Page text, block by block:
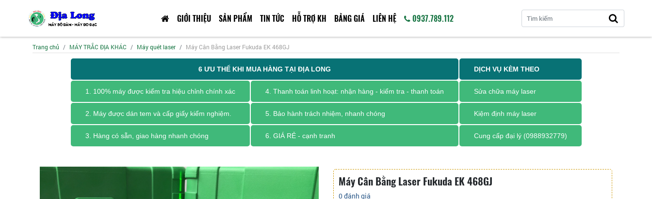
GIỚI THIỆU SẢN PHẨM TIN TỨC HỖ TRỢ KH BẢNG GIÁ LIÊN HỆ 0937.789.112
Trang chủ MÁY TRẮC ĐỊA KHÁC Máy quét laser Máy Cân Bằng Laser Fukuda EK 468GJ
6 ƯU THẾ KHI MUA HÀNG TẠI ĐỊA LONG DỊCH VỤ KÈM THEO
1. 100% máy được kiểm tra hiệu chỉnh chính xác 4. Thanh toán linh hoạt: nhận hàng - kiểm tra - thanh toán Sửa chữa máy laser
2. Máy được dán tem và cấp giấy kiểm nghiệm. 5. Bảo hành trách nhiệm, nhanh chóng Kiệm định máy laser
3. Hàng có sẵn, giao hàng nhanh chóng 6. GIÁ RẺ - cạnh tranh Cung cấp đại lý (0988932779)
Máy Cân Bằng Laser Fukuda EK 468GJ
0 đánh giá